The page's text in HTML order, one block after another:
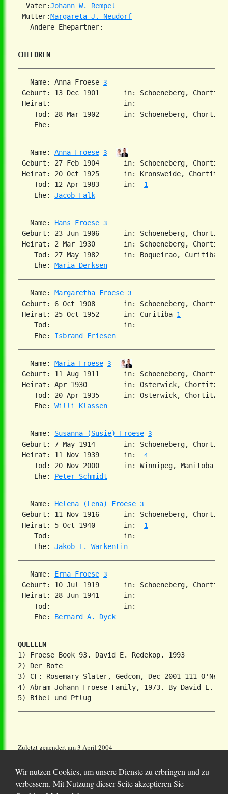
  Vater:
Johann W. Rempel
Mutter:Margareta J. Neudorf
CHILDREN
   Name: Anna Froese
3
Geburt: 13 Dec 1901      in: Schoeneberg,
Heirat:                  in:
Tod: 28 Mar 1902      in: Schoeneberg,
   Name:
Anna Froese 3
Geburt: 27 Feb 1904      in: Schoeneberg,
Heirat: 20 Oct 1925      in: Kronsweide,
    Tod: 12 Apr 1983      in:
1
    Ehe:
Jacob Falk
   Name:
Hans Froese 3
Geburt: 23 Jun 1906      in: Schoeneberg,
Heirat: 2 Mar 1930       in: Schoeneberg,
Tod: 27 May 1982      in: Boqueirao, Curitiba,
    Ehe:
Maria Derksen
   Name:
Margaretha Froese 3
Geburt: 6 Oct 1908       in: Schoeneberg,
Heirat: 25 Oct 1952      in: Curitiba 1
    Tod:                  in:
    Ehe:
Isbrand Friesen
   Name:
Maria Froese 3
Geburt: 11 Aug 1911      in: Schoeneberg,
Heirat: Apr 1930         in: Osterwick, Chortitza,
Tod: 20 Apr 1935      in: Osterwick,
    Ehe:
Willi Klassen
   Name:
Susanna (Susie) Froese 3
Geburt: 7 May 1914       in: Schoeneberg,
Heirat: 11 Nov 1939      in: 4
    Tod: 20 Nov 2000      in: Winnipeg, Manitoba
    Ehe:
Peter Schmidt
   Name:
Helena (Lena) Froese 3
Geburt: 11 Nov 1916      in: Schoeneberg,
Heirat: 5 Oct 1940       in: 1
    Tod:                  in:
    Ehe:
Jakob I. Warkentin
   Name:
Erna Froese 3
Geburt: 10 Jul 1919      in: Schoeneberg,
Heirat: 28 Jun 1941      in:
    Tod:                  in:
    Ehe:
Bernard A. Dyck
QUELLEN
1) Froese Book 93. David E. Redekop. 1993
2) Der Bote
3) CF: Rosemary Slater, Gedcom, Dec 2001 111 O'Neil
4) Abram Johann Froese Family, 1973. By David E.
Zuletzt geaendert am 3 April 2004
Wir nutzen Cookies, um unsere Dienste zu erbringen und zu
verbessern. Mit Nutzung dieser Seite akzeptieren Sie